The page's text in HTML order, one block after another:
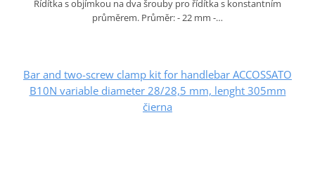
Řídítka s objímkou na dva šrouby pro řídítka s konstantním
průměrem. Průměr: - 22 mm -…
Bar and two-screw clamp kit for handlebar ACCOSSATO
B10N variable diameter 28/28,5 mm, lenght 305mm
čierna